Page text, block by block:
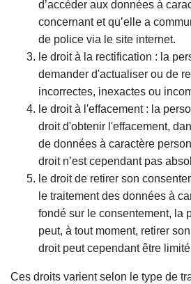
d’accéder aux données à
concernant et qu’elle a
de police via le site internet.
le droit à la rectification : la
demander d'actualiser ou de
incorrectes, inexactes ou
le droit à l'effacement : la
droit d'obtenir l'effacement,
de données à caractère
droit n’est cependant pas
le droit de retirer son
le traitement des données à
fondé sur le consentement, la
peut, à tout moment, retirer
droit peut cependant être
Ces droits varient selon le type de